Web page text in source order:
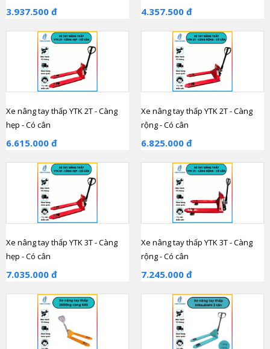
3.937.500 đ 4.357.500 đ
Xe nâng tay thấp YTK 2T - Càng
hẹp - Có cân
6.615.000 đ
Xe nâng tay thấp YTK 2T - Càng
rộng - Có cân
6.825.000 đ
Xe nâng tay thấp YTK 3T - Càng
hẹp - Có cân
7.035.000 đ
Xe nâng tay thấp YTK 3T - Càng
rộng - Có cân
7.245.000 đ